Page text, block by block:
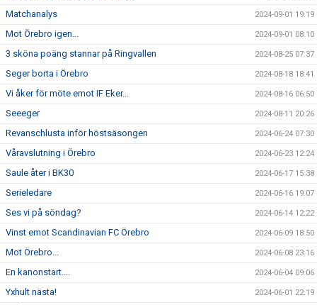
Matchanalys 2024-09-01 19:19
Mot Örebro igen... 2024-09-01 08:10
3 sköna poäng stannar på Ringvallen 2024-08-25 07:37
Seger borta i Örebro 2024-08-18 18:41
Vi åker för möte emot IF Eker... 2024-08-16 06:50
Seeeger 2024-08-11 20:26
Revanschlusta inför höstsäsongen 2024-06-24 07:30
Våravslutning i Örebro 2024-06-23 12:24
Saule åter i BK30 2024-06-17 15:38
Serieledare 2024-06-16 19:07
Ses vi på söndag? 2024-06-14 12:22
Vinst emot Scandinavian FC Örebro 2024-06-09 18:50
Mot Örebro... 2024-06-08 23:16
En kanonstart.... 2024-06-04 09:06
Yxhult nästa! 2024-06-01 22:19